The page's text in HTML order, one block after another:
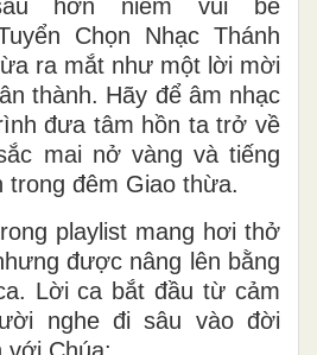
hơn niềm vui bề
Chọn Nhạc Thánh
ra mắt như một lời mời
thành. Hãy để âm nhạc
đưa tâm hồn ta trở về
mai nở vàng và tiếng
trong đêm Giao thừa.
playlist mang hơi thở
được nâng lên bằng
Lời ca bắt đầu từ cảm
nghe đi sâu vào đời